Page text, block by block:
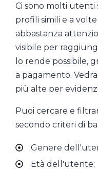
Ci sono molti utenti
profili simili e a
abbastanza
visibile per
lo rende possibile,
a pagamento.
più alte per
Puoi cercare e
secondo criteri di
Genere
Età dell'utente;